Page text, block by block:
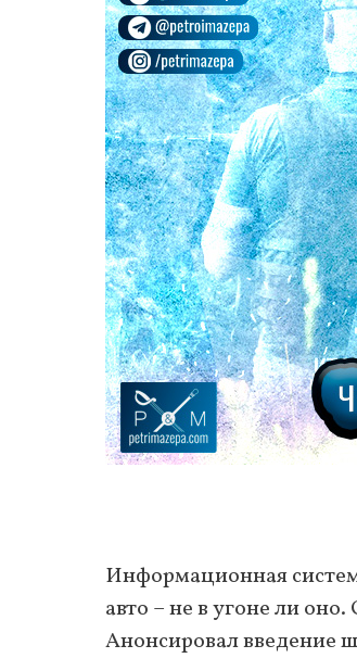
Информационная
авто – не в угоне ли
Анонсировал введение